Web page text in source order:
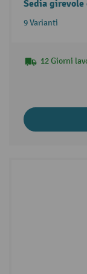
Sedia
9 Varianti
12 Giorni